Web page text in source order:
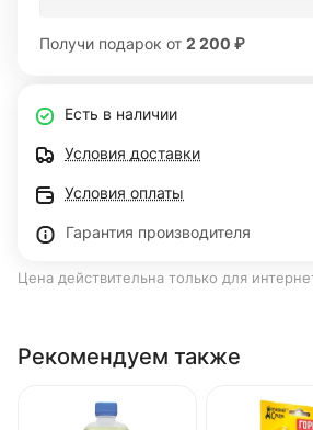
Получи подарок от 2 200 ₽
Есть в наличии
Условия доставки
Условия оплаты
Гарантия производителя
Цена действительна только для
Рекомендуем также